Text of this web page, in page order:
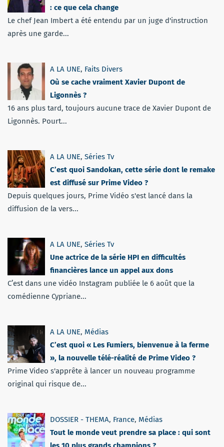
: ce que cela change
Le chef Jean Imbert a été entendu par un juge d'instruction
après une garde...
A LA UNE, Faits Divers
Où se cache vraiment Xavier Dupont de
Ligonnès ?
16 ans plus tard, toujours aucune trace de Xavier Dupont de
Ligonnès. Pourt...
A LA UNE, Séries Tv
C’est quoi Sandokan, cette série dont le remake
est diffusé sur Prime Video ?
Depuis quelques jours, Prime Vidéo s'est lancé dans la
diffusion de la vers...
A LA UNE, Séries Tv
Une actrice de la série HPI en difficultés
financières lance un appel aux dons
C’est dans une vidéo Instagram publiée le 6 août que la
comédienne Cypriane...
A LA UNE, Médias
C’est quoi « Les Fumiers, bienvenue à la ferme
», la nouvelle télé-réalité de Prime Video ?
Prime Video s'apprête à lancer un nouveau programme
original qui risque de...
DOSSIER - THEMA, France, Médias
Tout le monde veut prendre sa place : qui sont